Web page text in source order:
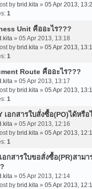
by brid.kita » 05 Apr 2013,
1
Unit คืออะไร???
» 05 Apr 2013, 13:18
by brid.kita » 05 Apr 2013,
1
Route คืออะไร???
» 05 Apr 2013, 13:17
by brid.kita » 05 Apr 2013,
1
เอกสารใบสั่งซื้อ(PO)ได้หรือ
» 05 Apr 2013, 12:16
by brid.kita » 05 Apr 2013,
1
อกสารใบขอสั่งซื้อ(PR)สาม
» 05 Apr 2013, 12:14
by brid.kita » 05 Apr 2013,